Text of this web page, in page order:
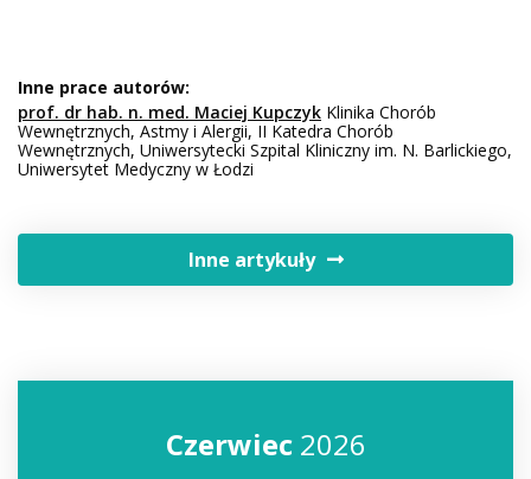
Inne prace autorów:
prof. dr hab. n. med. Maciej Kupczyk Klinika Chorób
Wewnętrznych, Astmy i Alergii, II Katedra Chorób
Wewnętrznych, Uniwersytecki Szpital Kliniczny im. N. Barlickiego,
Uniwersytet Medyczny w Łodzi
Inne artykuły
Czerwiec2026